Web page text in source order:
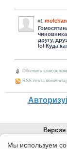
#1
другу,
lol Куда
Обновить список
RSS лента
© 2026
Мы используем